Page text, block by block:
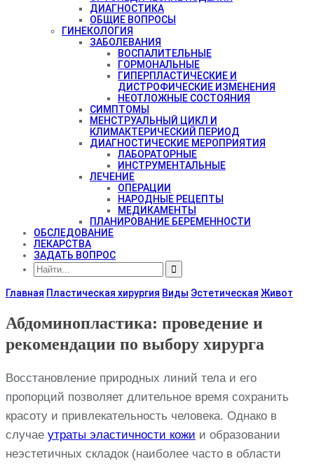
ДИАГНОСТИКА
ОБЩИЕ ВОПРОСЫ
ГИНЕКОЛОГИЯ
ЗАБОЛЕВАНИЯ
ВОСПАЛИТЕЛЬНЫЕ
ГОРМОНАЛЬНЫЕ
ГИПЕРПЛАСТИЧЕСКИЕ И
ДИСТРОФИЧЕСКИЕ ИЗМЕНЕНИЯ
НЕОТЛОЖНЫЕ СОСТОЯНИЯ
СИМПТОМЫ
МЕНСТРУАЛЬНЫЙ ЦИКЛ И
КЛИМАКТЕРИЧЕСКИЙ ПЕРИОД
ДИАГНОСТИЧЕСКИЕ МЕРОПРИЯТИЯ
ЛАБОРАТОРНЫЕ
ИНСТРУМЕНТАЛЬНЫЕ
ЛЕЧЕНИЕ
ОПЕРАЦИИ
НАРОДНЫЕ РЕЦЕПТЫ
МЕДИКАМЕНТЫ
ПЛАНИРОВАНИЕ БЕРЕМЕННОСТИ
ОБСЛЕДОВАНИЕ
ЛЕКАРСТВА
ЗАДАТЬ ВОПРОС
Главная Пластическая хирургия Виды Эстетическая Живот
Абдоминопластика: проведение и
рекомендации по выбору хирурга
Восстановление природных линий тела и его
пропорций позволяет длительное время сохранить
красоту и привлекательность человека. Однако в
случае утраты эластичности кожи и образовании
неэстетичных складок (наиболее часто в области